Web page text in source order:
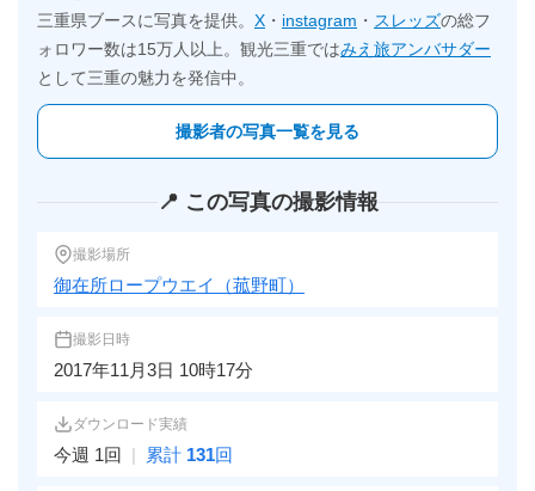
三重県ブースに写真を提供。 X ・ instagram ・ スレッズの総フ
ォロワー数は15万人以上。観光三重ではみえ旅アンバサダー
として三重の魅力を発信中。
撮影者の写真一覧を見る
📍 この写真の撮影情報
撮影場所
御在所ロープウエイ（菰野町）
撮影日時
2017年11月3日 10時17分
ダウンロード実績
今週 1回 | 累計 131回